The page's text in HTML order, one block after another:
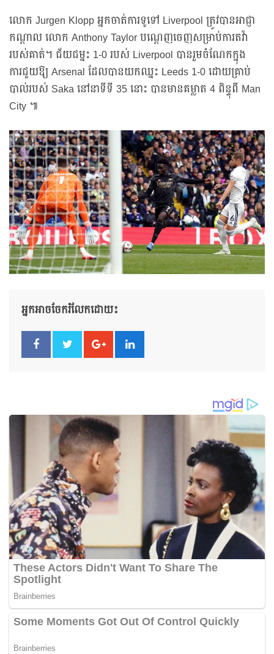
លោក Jurgen Klopp អ្នកចាត់ការទូទៅ Liverpool ត្រូវបានអាជ្ញា
កណ្តាល លោក Anthony Taylor បណ្តេញចេញសម្រាប់ការតវ៉ា
របស់គាត់។ ជ័យជម្នះ 1-0 របស់ Liverpool បានរួមចំណែកក្នុង
ការជួយឱ្យ Arsenal ដែលបានយកឈ្នះ Leeds 1-0 ដោយគ្រាប់
បាល់របស់ Saka នៅនាទីទី 35 នោះ បានមានគម្លាត 4 ពិន្ទុពី Man
City ៕
អ្នកអាចចែករំលែកដោយ៖